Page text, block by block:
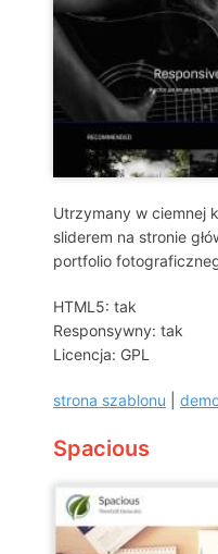
Utrzymany w ciemnej
sliderem na stronie
portfolio
HTML5: tak
Responsywny: tak
Licencja: GPL
strona szablonu
Spacious